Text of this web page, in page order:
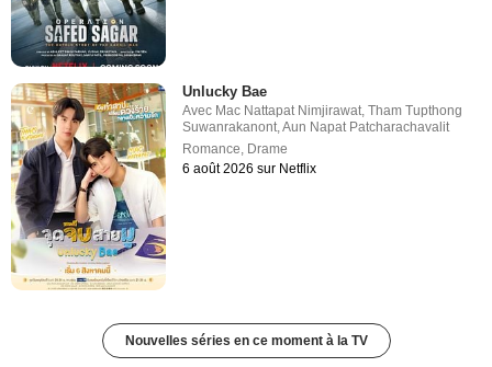
Unlucky Bae
Avec Mac Nattapat Nimjirawat,Tham Tupthong
Suwanrakanont,Aun Napat Patcharachavalit
Romance, Drame
6 août 2026 sur Netflix
Nouvelles séries en ce moment à la TV